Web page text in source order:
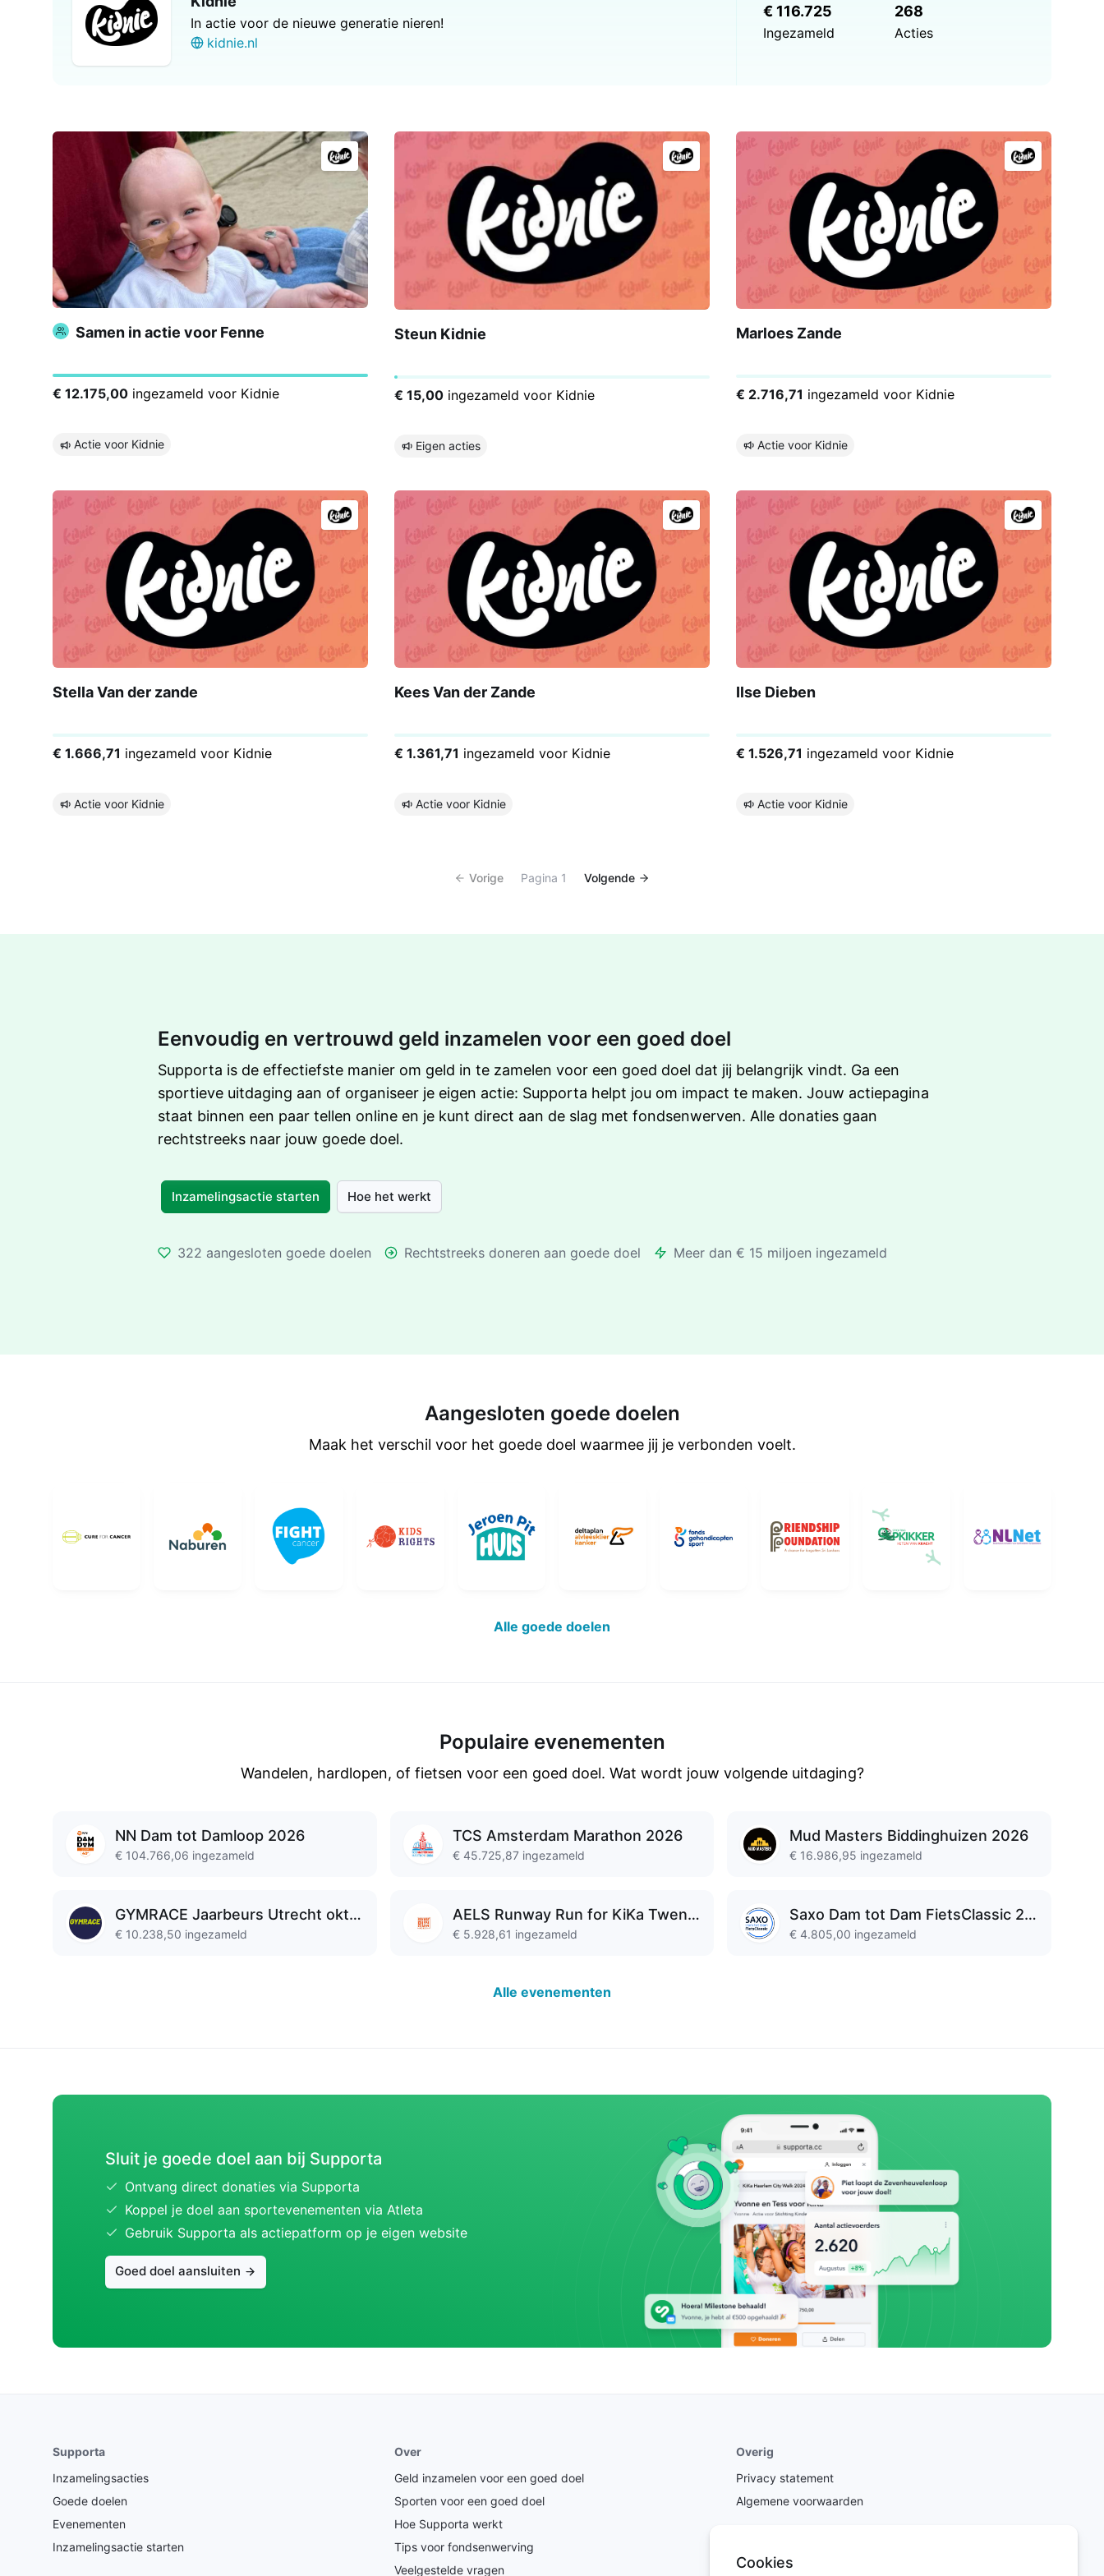
In actie voor de nieuwe generatie nieren!
kidnie.nl
€ 116.725
Ingezameld
268
Acties
Samen in actie voor Fenne
€ 12.175,00 ingezameld voor Kidnie
Actie voor Kidnie
Steun Kidnie
€ 15,00 ingezameld voor Kidnie
Eigen acties
Marloes Zande
€ 2.716,71 ingezameld voor Kidnie
Actie voor Kidnie
Stella Van der zande
€ 1.666,71 ingezameld voor Kidnie
Actie voor Kidnie
Kees Van der Zande
€ 1.361,71 ingezameld voor Kidnie
Actie voor Kidnie
Ilse Dieben
€ 1.526,71 ingezameld voor Kidnie
Actie voor Kidnie
Vorige Pagina 1 Volgende
Eenvoudig en vertrouwd geld inzamelen voor een goed doel
Supporta is de effectiefste manier om geld in te zamelen voor een goed doel dat jij belangrijk vindt. Ga een
sportieve uitdaging aan of organiseer je eigen actie: Supporta helpt jou om impact te maken. Jouw actiepagina
staat binnen een paar tellen online en je kunt direct aan de slag met fondsenwerven. Alle donaties gaan
rechtstreeks naar jouw goede doel.
Inzamelingsactie starten Hoe het werkt
322 aangesloten goede doelen Rechtstreeks doneren aan goede doel Meer dan € 15 miljoen ingezameld
Aangesloten goede doelen
Maak het verschil voor het goede doel waarmee jij je verbonden voelt.
Alle goede doelen
Populaire evenementen
Wandelen, hardlopen, of fietsen voor een goed doel. Wat wordt jouw volgende uitdaging?
NN Dam tot Damloop 2026
€ 104.766,06 ingezameld
TCS Amsterdam Marathon 2026
€ 45.725,87ingezameld
Mud Masters Biddinghuizen 2026
€ 16.986,95 ingezameld
GYMRACE Jaarbeurs Utrecht oktober 2026
€ 10.238,50 ingezameld
AELS Runway Run for KiKa Twente by Run2Day Zwolle
€ 5.928,61 ingezameld
Saxo Dam tot Dam FietsClassic 2026
€ 4.805,00 ingezameld
Alle evenementen
Sluit je goede doel aan bij Supporta
Ontvang direct donaties via Supporta
Koppel je doel aan sportevenementen via Atleta
Gebruik Supporta als actiepatform op je eigen website
Goed doel aansluiten
Supporta
Inzamelingsacties
Goede doelen
Evenementen
Inzamelingsactie starten
Over
Geld inzamelen voor een goed doel
Sporten voor een goed doel
Hoe Supporta werkt
Tips voor fondsenwerving
Veelgestelde vragen
Overig
Privacy statement
Algemene voorwaarden
Cookies